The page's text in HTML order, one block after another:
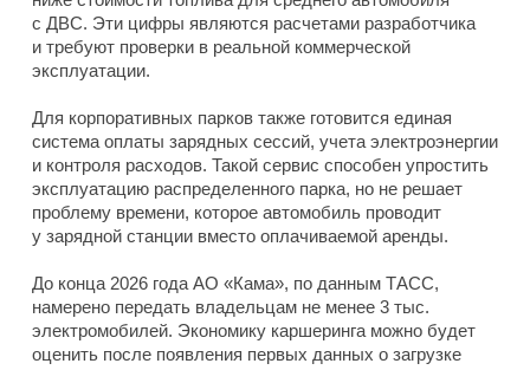
с ДВС. Эти цифры являются расчетами разработчика
и требуют проверки в реальной коммерческой
эксплуатации.
Для корпоративных парков также готовится единая
система оплаты зарядных сессий, учета электроэнергии
и контроля расходов. Такой сервис способен упростить
эксплуатацию распределенного парка, но не решает
проблему времени, которое автомобиль проводит
у зарядной станции вместо оплачиваемой аренды.
До конца 2026 года АО «Кама», по данным ТАСС,
намерено передать владельцам не менее 3 тыс.
электромобилей. Экономику каршеринга можно будет
оценить после появления первых данных о загрузке